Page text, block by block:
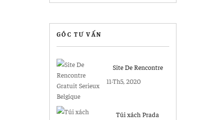
GÓC TƯ VẤN
Site De Rencontre
Gratuit Serieux
11-Th5, 2020
Túi xách Prada